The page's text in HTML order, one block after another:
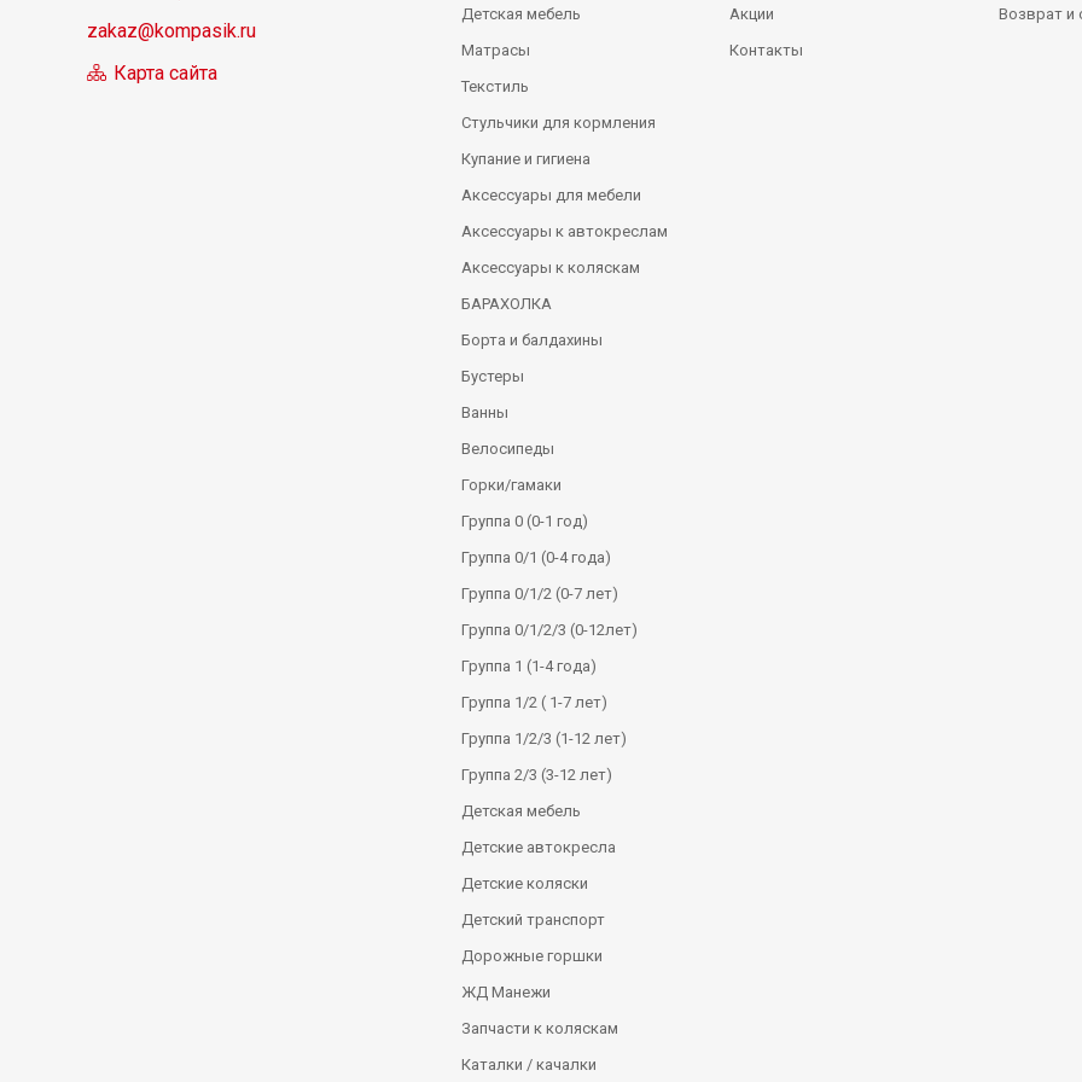
zakaz@kompasik.ru
Карта сайта
Детская мебель
Матрасы
Текстиль
Стульчики для кормления
Купание и гигиена
Аксессуары для мебели
Аксессуары к автокреслам
Аксессуары к коляскам
БАРАХОЛКА
Борта и балдахины
Бустеры
Ванны
Велосипеды
Горки/гамаки
Группа 0 (0-1 год)
Группа 0/1 (0-4 года)
Группа 0/1/2 (0-7 лет)
Группа 0/1/2/3 (0-12лет)
Группа 1 (1-4 года)
Группа 1/2 ( 1-7 лет)
Группа 1/2/3 (1-12 лет)
Группа 2/3 (3-12 лет)
Детская мебель
Детские автокресла
Детские коляски
Детский транспорт
Дорожные горшки
ЖД Манежи
Запчасти к коляскам
Каталки / качалки
Акции
Контакты
Возврат и